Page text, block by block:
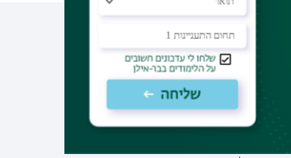
תקנות וביקורת
חוק חופש המידע
החוק למניעת הטרדה מינית